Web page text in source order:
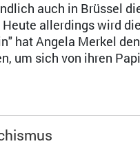
auch in Brüssel
allerdings wird
hat Angela Merkel
um sich von ihren